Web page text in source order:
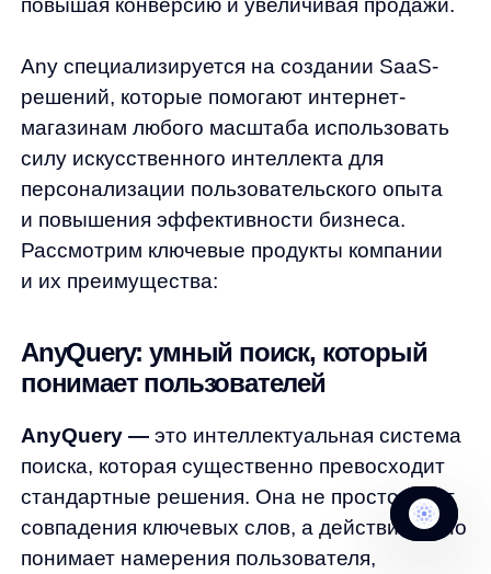
могут помочь вашему бизнесу!
Как использовать данные анализа
Собрать данные о поведении
пользователей — только половина дела.
Главный вопрос: как превратить эти данные
в конкретные действия, которые приведут
к росту продаж? Рассмотрим основные
аналитики для развития интернет-магазина.
барьеры на пути к покупке
Анализ поведения позволяет выявить точки,
где вы теряете потенциальных клиентов. Вот
как это работает на практике: